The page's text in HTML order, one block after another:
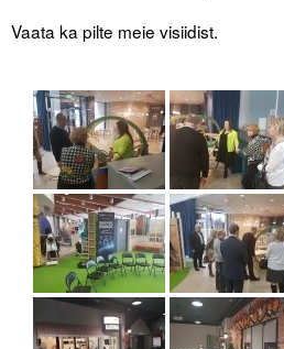
Vaata ka pilte meie visiidist.